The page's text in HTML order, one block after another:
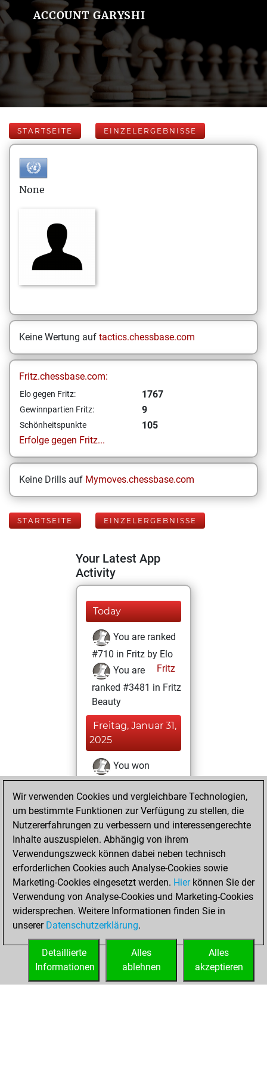
ACCOUNT GARYSHI
STARTSEITE EINZELERGEBNISSE
None
Keine Wertung auf tactics.chessbase.com
Fritz.chessbase.com:
Elo gegen Fritz: 1767
Gewinnpartien Fritz: 9
Schönheitspunkte
105
Erfolge gegen Fritz...
Keine Drills auf Mymoves.chessbase.com
STARTSEITE EINZELERGEBNISSE
Your Latest App
Activity
Today
You are ranked
#710 in Fritz by Elo
Fritz
You are
ranked #3481 in Fritz
Beauty
Freitag, Januar 31,
2025
You won
against Fritz
Fritz
You achieved a
BeautyScore of 105
new Elo of 1767
Freitag,
September 17,
2021
You created
your Fritz account
Wir verwenden Cookies und vergleichbare Technologien,
um bestimmte Funktionen zur Verfügung zu stellen, die
Nutzererfahrungen zu verbessern und interessengerechte
Inhalte auszuspielen. Abhängig von ihrem
Verwendungszweck können dabei neben technisch
erforderlichen Cookies auch Analyse-Cookies sowie
Marketing-Cookies eingesetzt werden. Hierkönnen Sie der
Verwendung von Analyse-Cookies und Marketing-Cookies
widersprechen. Weitere Informationen finden Sie in
unserer Datenschutzerklärung.
Alles
akzeptieren
Alles
ablehnen
Detaillierte
Informationen